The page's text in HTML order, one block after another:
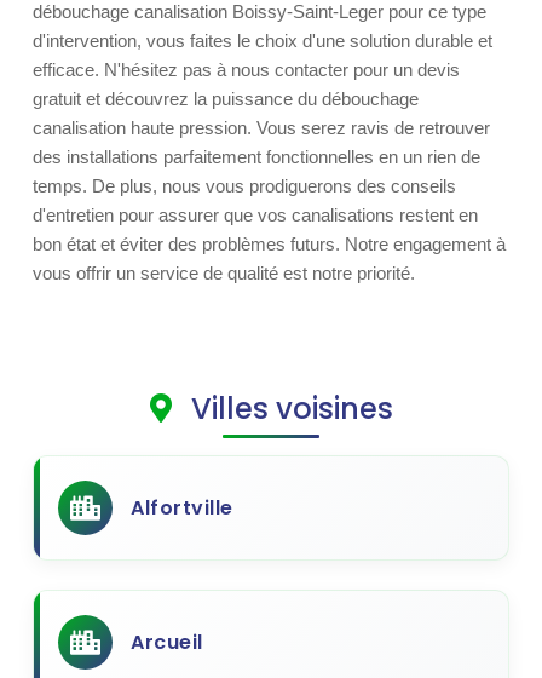
débouchage canalisation Boissy-Saint-Leger pour ce type
d'intervention, vous faites le choix d'une solution durable et
efficace. N'hésitez pas à nous contacter pour un devis
gratuit et découvrez la puissance du débouchage
canalisation haute pression. Vous serez ravis de retrouver
des installations parfaitement fonctionnelles en un rien de
temps. De plus, nous vous prodiguerons des conseils
d'entretien pour assurer que vos canalisations restent en
bon état et éviter des problèmes futurs. Notre engagement à
vous offrir un service de qualité est notre priorité.
Villes voisines
Alfortville
Arcueil